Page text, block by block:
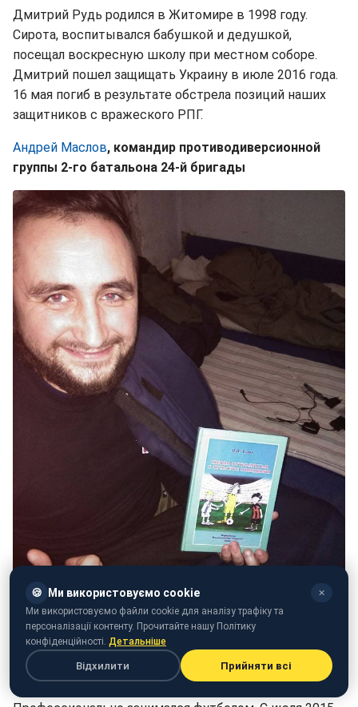
Дмитрий Рудь родился в Житомире в 1998 году.
Сирота, воспитывался бабушкой и дедушкой,
посещал воскресную школу при местном соборе.
Дмитрий пошел защищать Украину в июле 2016 года.
16 мая погиб в результате обстрела позиций наших
защитников с вражеского РПГ.
Андрей Маслов, командир противодиверсионной
группы 2-го батальона 24-й бригады
Андрей Маслов (фото: facebook.com/pumamgo)
🍪 Ми використовуємо cookie ✕
Ми використовуємо файли cookie для аналізу трафіку та
персоналізації контенту. Прочитайте нашу Політику
конфіденційності. Детальніше
Відхилити Прийняти всі